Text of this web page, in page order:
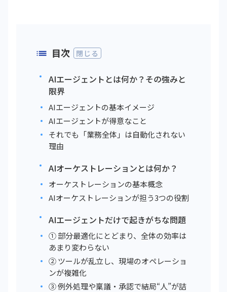
閉じる
目次
AIエージェントとは何か？その強みと
限界
AIエージェントの基本イメージ
AIエージェントが得意なこと
それでも「業務全体」は自動化されない
理由
AIオーケストレーションとは何か？
オーケストレーションの基本概念
AIオーケストレーションが担う3つの役割
AIエージェントだけで起きがちな問題
① 部分最適化にとどまり、全体の効率は
あまり変わらない
② ツールが乱立し、現場のオペレーショ
ンが複雑化
③ 例外処理や稟議・承認で結局“人”が詰